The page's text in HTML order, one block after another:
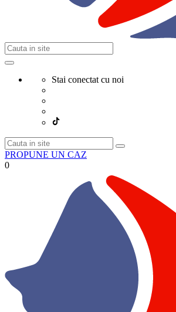
Stai conectat cu noi
PROPUNE UN CAZ
0